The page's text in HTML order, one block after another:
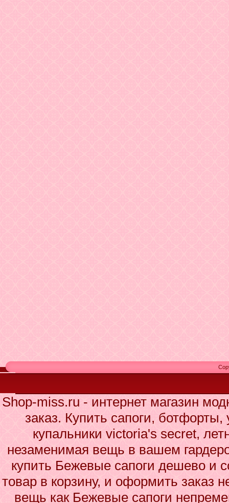
Shop-miss.ru - интернет магазин
заказ. Купить сапоги,
купальники victoria's secret,
незаменимая вещь в вашем
купить Бежевые сапоги дешево и
товар в корзину, и оформить заказ
вещь как Бежевые сапоги